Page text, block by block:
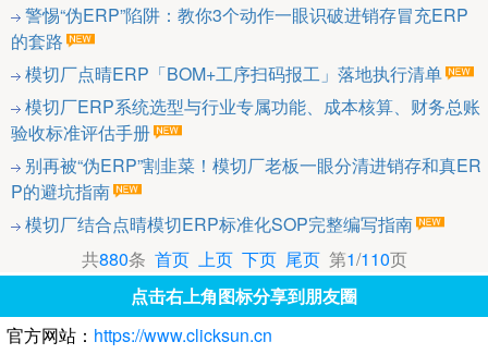
警惕“伪ERP”陷阱：教你3个动作一眼识破进销存冒充ERP
的套路
模切厂点晴ERP「BOM+工序扫码报工」落地执行清单
模切厂ERP系统选型与行业专属功能、成本核算、财务总账
验收标准评估手册
别再被“伪ERP”割韭菜！模切厂老板一眼分清进销存和真ER
P的避坑指南
模切厂结合点晴模切ERP标准化SOP完整编写指南
共880条 首页 上页 下页 尾页第1/110页
点击右上角图标分享到朋友圈
官方网站： https://www.clicksun.cn